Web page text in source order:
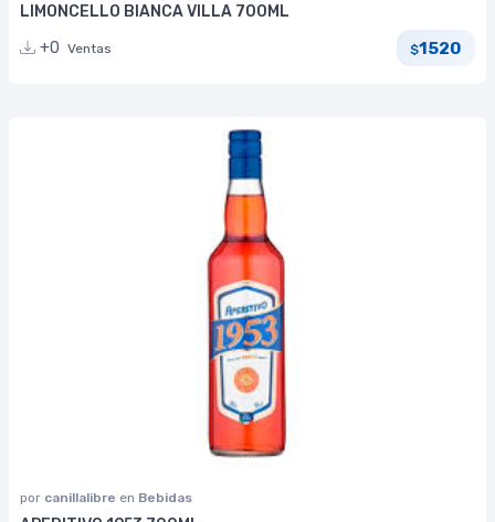
LIMONCELLO BIANCA VILLA 700ML
+0 Ventas $1520
por canillalibre en Bebidas